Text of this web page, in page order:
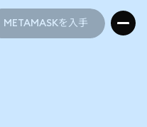
METAMASKを入手